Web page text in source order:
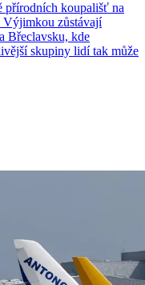
přírodních koupališť na
Výjimkou zůstávají
Břeclavsku, kde
skupiny lidí tak může